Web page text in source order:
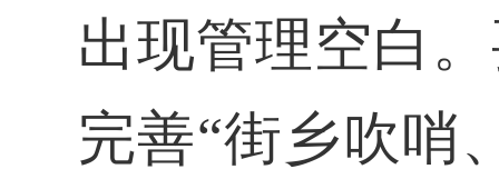
出现管理空白
完善“街乡吹哨